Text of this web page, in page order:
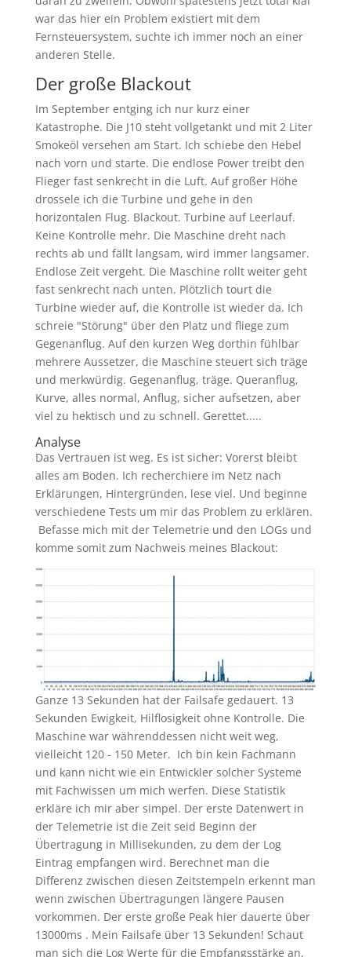
war das hier ein Problem existiert mit dem
Fernsteuersystem, suchte ich immer noch an einer
anderen Stelle.
Der große Blackout
Im September entging ich nur kurz einer
Katastrophe. Die J10 steht vollgetankt und mit 2 Liter
Smokeöl versehen am Start. Ich schiebe den Hebel
nach vorn und starte. Die endlose Power treibt den
Flieger fast senkrecht in die Luft. Auf großer Höhe
drossele ich die Turbine und gehe in den
horizontalen Flug. Blackout. Turbine auf Leerlauf.
Keine Kontrolle mehr. Die Maschine dreht nach
rechts ab und fällt langsam, wird immer langsamer.
Endlose Zeit vergeht. Die Maschine rollt weiter geht
fast senkrecht nach unten. Plötzlich tourt die
Turbine wieder auf, die Kontrolle ist wieder da. Ich
schreie "Störung" über den Platz und fliege zum
Gegenanflug. Auf den kurzen Weg dorthin fühlbar
mehrere Aussetzer, die Maschine steuert sich träge
und merkwürdig. Gegenanflug, träge. Queranflug,
Kurve, alles normal, Anflug, sicher aufsetzen, aber
viel zu hektisch und zu schnell. Gerettet.....
Analyse
Das Vertrauen ist weg. Es ist sicher: Vorerst bleibt
alles am Boden. Ich recherchiere im Netz nach
Erklärungen, Hintergründen, lese viel. Und beginne
verschiedene Tests um mir das Problem zu erklären.
Befasse mich mit der Telemetrie und den LOGs und
komme somit zum Nachweis meines Blackout:
Ganze 13 Sekunden hat der Failsafe gedauert. 13
Sekunden Ewigkeit, Hilflosigkeit ohne Kontrolle. Die
Maschine war währenddessen nicht weit weg,
vielleicht 120 - 150 Meter. Ich bin kein Fachmann
und kann nicht wie ein Entwickler solcher Systeme
mit Fachwissen um mich werfen. Diese Statistik
erkläre ich mir aber simpel. Der erste Datenwert in
der Telemetrie ist die Zeit seid Beginn der
Übertragung in Millisekunden, zu dem der Log
Eintrag empfangen wird. Berechnet man die
Differenz zwischen diesen Zeitstempeln erkennt man
wenn zwischen Übertragungen längere Pausen
vorkommen. Der erste große Peak hier dauerte über
13000ms . Mein Failsafe über 13 Sekunden! Schaut
man sich die Log Werte für die Empfangsstärke an,